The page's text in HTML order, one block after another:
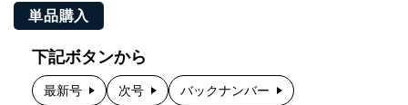
単品購入
下記ボタンから
最新号 次号 バックナンバー